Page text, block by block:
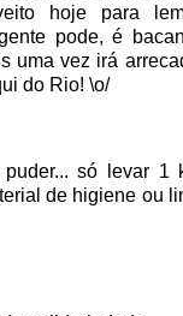
hoje para
pode, é
uma vez irá
do Rio! \o/
só levar 1
de higiene ou